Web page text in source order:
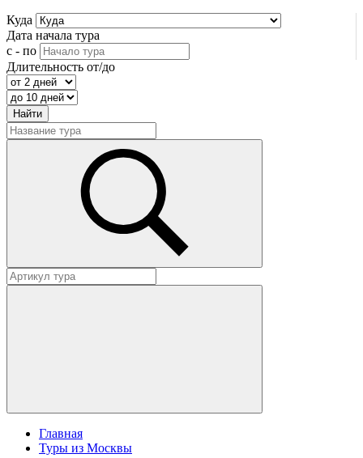
Куда
Дата начала тура
с - по
Длительность от/до
Главная
Туры из Москвы